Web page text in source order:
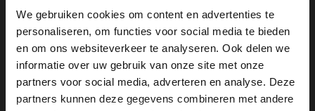
We gebruiken cookies om content en advertenties te
personaliseren, om functies voor social media te bieden
en om ons websiteverkeer te analyseren. Ook delen we
informatie over uw gebruik van onze site met onze
partners voor social media, adverteren en analyse. Deze
partners kunnen deze gegevens combineren met andere
Webshop voor mannen
Zijlijnstraat 24
1433 DC
+31 6 42 52 32 80